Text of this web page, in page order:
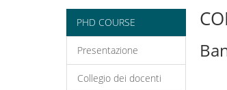
PHD COURSE
Presentazione
Collegio dei docenti